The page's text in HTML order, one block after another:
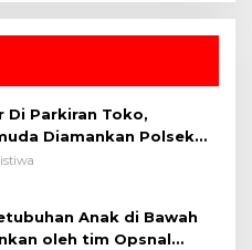
Di Parkiran Toko,
Diamankan Polsek
Anak di Bawah
oleh tim Opsnal